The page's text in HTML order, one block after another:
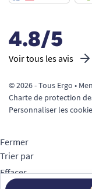
4.8/5
Voir tous les avis
© 2026 - Tous Ergo •
Charte de protection
Personnaliser les
Fermer
Trier par
Effacer
Appliquer